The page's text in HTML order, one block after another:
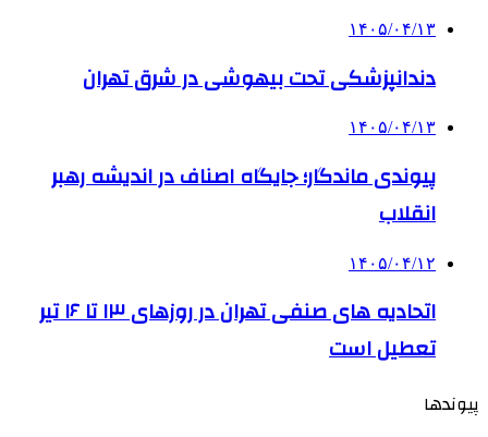
۱۴۰۵/۰۴/۱۳
دندانپزشکی تحت بیهوشی در شرق تهران
۱۴۰۵/۰۴/۱۳
پیوندی ماندگار؛ جایگاه اصناف در اندیشه رهبر
انقلاب
۱۴۰۵/۰۴/۱۲
اتحادیه های صنفی تهران در روزهای ۱۳ تا ۱۶ تیر
تعطیل است
پیوندها